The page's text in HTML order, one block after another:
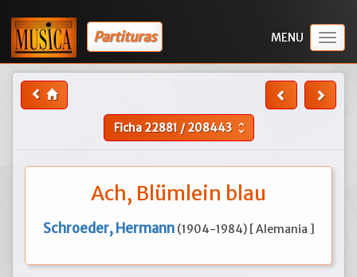
Partituras
Ficha22881/208443 unfold_more
Ach, Blümlein blau
Schroeder, Hermann (1904-1984) [ Alemania ]